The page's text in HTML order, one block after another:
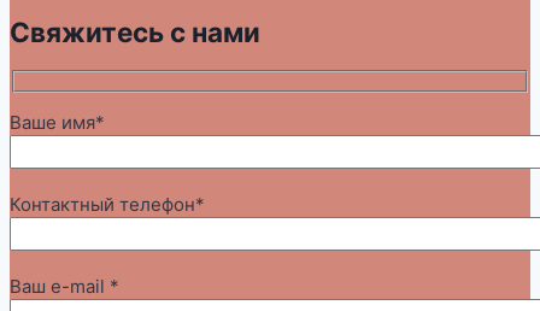
Свяжитесь с нами
Ваше имя*
Контактный телефон*
Ваш e-mail *